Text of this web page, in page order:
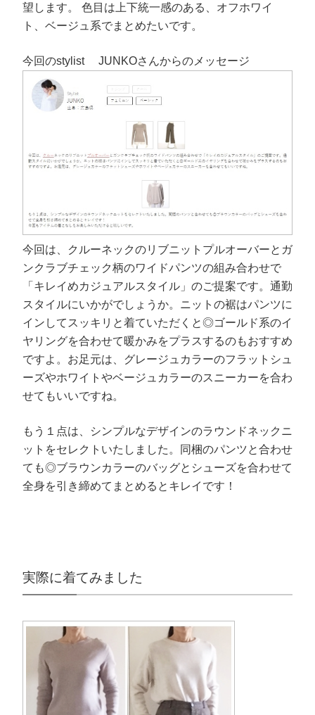
望します。 色目は上下統一感のある、オフホワイ
ト、ベージュ系でまとめたいです。
今回のstylist JUNKOさんからのメッセージ
今回は、クルーネックのリブニットプルオーバーとガ
ンクラブチェック柄のワイドパンツの組み合わせで
「キレイめカジュアルスタイル」のご提案です。通勤
スタイルにいかがでしょうか。ニットの裾はパンツに
インしてスッキリと着ていただくと◎ゴールド系のイ
ヤリングを合わせて暖かみをプラスするのもおすすめ
ですよ。お足元は、グレージュカラーのフラットシュ
ーズやホワイトやベージュカラーのスニーカーを合わ
せてもいいですね。
もう１点は、シンプルなデザインのラウンドネックニ
ットをセレクトいたしました。同梱のパンツと合わせ
ても◎ブラウンカラーのバッグとシューズを合わせて
全身を引き締めてまとめるとキレイです！
実際に着てみました